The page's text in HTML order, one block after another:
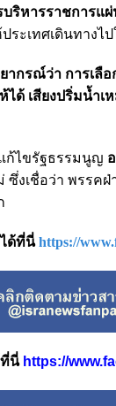
ริหารราชการแ
ระเทศเดินทางไ
รณ์ว่า การเลือ
ด้ เสียงปริ่มน้ำ
ก้ไขรัฐธรรมนูญ
ซึ่งเชื่อว่า พรร
ด้ที่นี่https://
นี่ https://